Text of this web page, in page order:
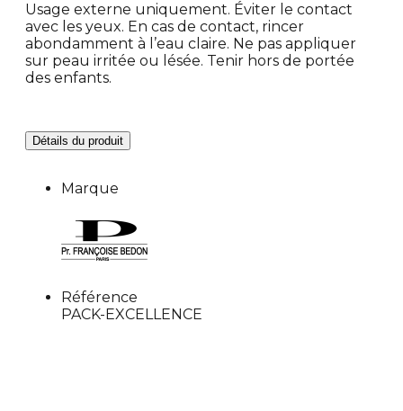
Usage externe uniquement. Éviter le contact
avec les yeux. En cas de contact, rincer
abondamment à l’eau claire. Ne pas appliquer
sur peau irritée ou lésée. Tenir hors de portée
des enfants.
Détails du produit
Marque
Référence
PACK-EXCELLENCE